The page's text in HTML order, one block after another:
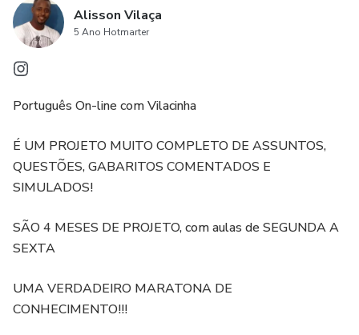
Alisson Vilaça
5 Ano Hotmarter
Português On-line com Vilacinha
É UM PROJETO MUITO COMPLETO DE ASSUNTOS,
QUESTÕES, GABARITOS COMENTADOS E
SIMULADOS!
SÃO 4 MESES DE PROJETO, com aulas de SEGUNDA A
SEXTA
UMA VERDADEIRO MARATONA DE
CONHECIMENTO!!!